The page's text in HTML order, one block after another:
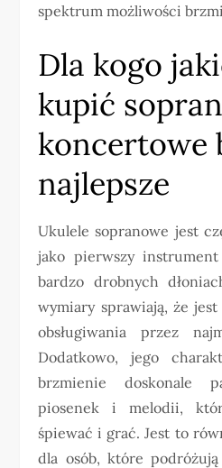
spektrum możliwości
Dla kogo
kupić
koncertowe
najlepsze
Ukulele sopranowe jest
jako pierwszy
bardzo drobnych
wymiary sprawiają, że
obsługiwania przez
Dodatkowo, jego
brzmienie doskonale
piosenek i melodii,
śpiewać i grać. Jest to
dla osób, które